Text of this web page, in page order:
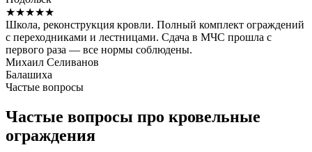
★★★★★
Школа, реконструкция кровли. Полный комплект ограждений
с переходниками и лестницами. Сдача в МЧС прошла с
первого раза — все нормы соблюдены.
Михаил Селиванов
Балашиха
Частые вопросы
Частые вопросы про кровельные
ограждения